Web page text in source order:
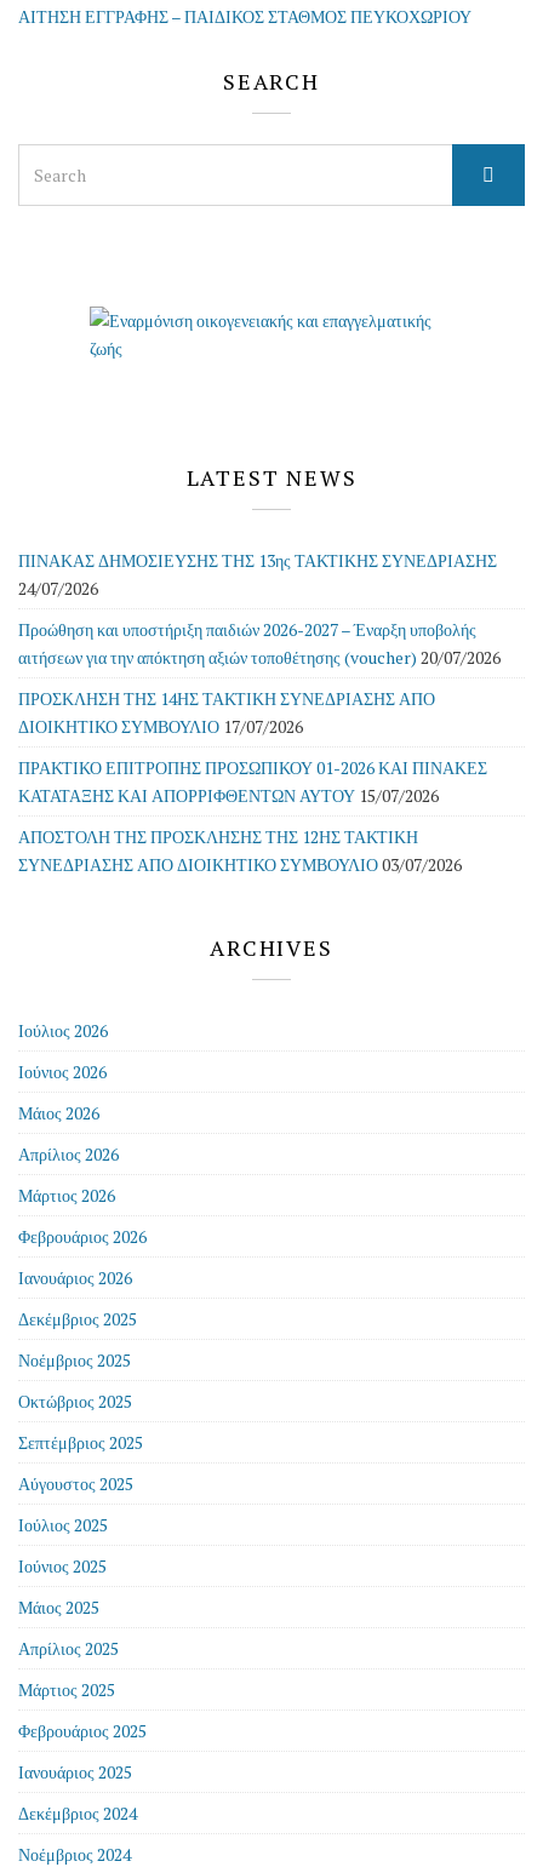
ΑΙΤΗΣΗ ΕΓΓΡΑΦΗΣ – ΠΑΙΔΙΚΟΣ ΣΤΑΘΜΟΣ ΠΕΥΚΟΧΩΡΙΟΥ
SEARCH
for:
LATEST NEWS
ΠΙΝΑΚΑΣ ΔΗΜΟΣΙΕΥΣΗΣ ΤΗΣ 13ης ΤΑΚΤΙΚΗΣ ΣΥΝΕΔΡΙΑΣΗΣ
24/07/2026
Προώθηση και υποστήριξη παιδιών 2026-2027 – Έναρξη υποβολής
αιτήσεων για την απόκτηση αξιών τοποθέτησης (voucher) 20/07/2026
ΠΡΟΣΚΛΗΣΗ ΤΗΣ 14ΗΣ ΤΑΚΤΙΚΗ ΣΥΝΕΔΡΙΑΣΗΣ ΑΠΟ
ΔΙΟΙΚΗΤΙΚΟ ΣΥΜΒΟΥΛΙΟ 17/07/2026
ΠΡΑΚΤΙΚΟ ΕΠΙΤΡΟΠΗΣ ΠΡΟΣΩΠΙΚΟΥ 01-2026 ΚΑΙ ΠΙΝΑΚΕΣ
ΚΑΤΑΤΑΞΗΣ ΚΑΙ ΑΠΟΡΡΙΦΘΕΝΤΩΝ ΑΥΤΟΥ 15/07/2026
ΑΠΟΣΤΟΛΗ ΤΗΣ ΠΡΟΣΚΛΗΣΗΣ ΤΗΣ 12ΗΣ ΤΑΚΤΙΚΗ
ΣΥΝΕΔΡΙΑΣΗΣ ΑΠΟ ΔΙΟΙΚΗΤΙΚΟ ΣΥΜΒΟΥΛΙΟ03/07/2026
ARCHIVES
Ιούλιος 2026
Ιούνιος 2026
Μάιος 2026
Απρίλιος 2026
Μάρτιος 2026
Φεβρουάριος 2026
Ιανουάριος 2026
Δεκέμβριος 2025
Νοέμβριος 2025
Οκτώβριος 2025
Σεπτέμβριος 2025
Αύγουστος 2025
Ιούλιος 2025
Ιούνιος 2025
Μάιος 2025
Απρίλιος 2025
Μάρτιος 2025
Φεβρουάριος 2025
Ιανουάριος 2025
Δεκέμβριος 2024
Νοέμβριος 2024